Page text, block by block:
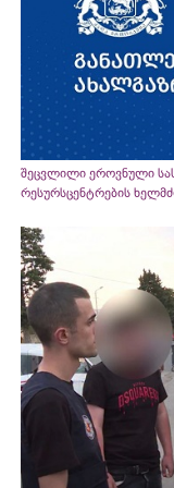
შეცვლილი ეროვნული
რესურსცენტრების